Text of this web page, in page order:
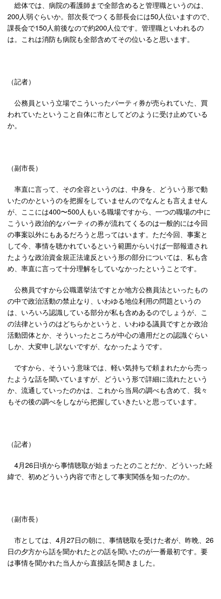
総体では、病院の看護師まで全部含めると管理職というのは、
200人弱ぐらいか。部次長でつくる部長会には50人位いますので、
課長会で150人前後なので約200人位です。管理職といわれるの
は。これは消防も病院も全部含めてその位いると思います。
（記者）
公務員という立場でこういったパーティ券が売られていた、買
われていたということ自体に市としてどのように受け止めている
か。
（副市長）
率直に言って、その全容というのは、中身を、どういう形で動
いたのかというのを把握をしていませんのでなんとも言えません
が、ここには400〜500人もいる職場ですから、一つの職場の中に
こういう政治的なパーティの券が流れてくるのは一般的には今回
の事案以外にもあるだろうと思ってはいます。ただ今回、事案と
して今、事情を聴かれているという範囲からいけば一部報道され
たような政治資金規正法違反という形の部分については、私も含
め、率直に言って十分理解をしていなかったということです。
公務員ですから公職選挙法ですとか地方公務員法といったもの
の中で政治活動の禁止なり、いわゆる地位利用の問題というの
は、いろいろ認識している部分が私も含めあるのでしょうが、こ
の法律というのはどちらかというと、いわゆる議員ですとか政治
活動団体とか、そういったところが中心の適用だとの認識ぐらい
しか、大変申し訳ないですが、なかったようです。
ですから、そういう意味では、軽い気持ちで頼まれたから売っ
たような話を聞いていますが、どういう形で詳細に流れたという
か、流通していったのかは、これから当局の調べも含めて、我々
もその後の調べをしながら把握していきたいと思っています。
（記者）
4月26日頃から事情聴取が始まったとのことだか、どういった経
緯で、初めどういう内容で市として事実関係を知ったのか。
（副市長）
市としては、4月27日の朝に、事情聴取を受けた者が、昨晩、26
日の夕方から話を聞かれたとの話を聞いたのが一番最初です。要
は事情を聞かれた当人から直接話を聞きました。